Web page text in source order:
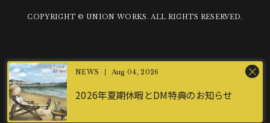
Aug 04, 2026
2026年夏期休暇とDM特典のお知らせ
COPYRIGHT © UNION WORKS. ALL RIGHTS RESERVED.